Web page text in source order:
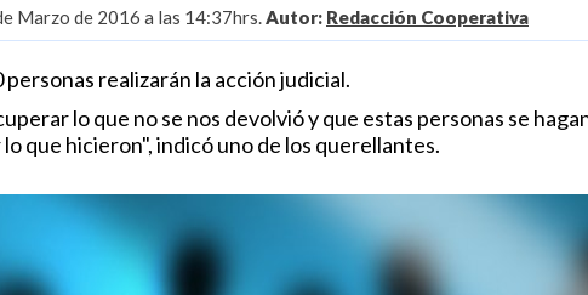
Marzo de 2016 a las 14:37hrs.Autor: Redacción Cooperativa
realizarán la acción judicial.
lo que no se nos devolvió y que estas personas se
que hicieron", indicó uno de los querellantes.